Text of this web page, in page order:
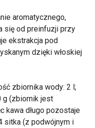
aromatycznego,
się od preinfuzji przy
ekstrakcja pod
dzięki włoskiej
zbiornika wody: 2 l;
g (zbiornik jest
kawa długo pozostaje
sitka (z podwójnym i